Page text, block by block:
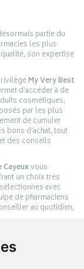
partie du
les plus
son expertise
My Very Best
d’accéder à de
cosmétiques,
par les plus
de cumuler
bons d’achat, tout
des conseils
Cayeuxvous
un choix très
avec
de pharmaciens
au quotidien,
de la pharmacie